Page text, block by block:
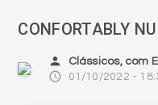
CONFORTABLY
person Clássicos, com
access_time 01/10/2022 -